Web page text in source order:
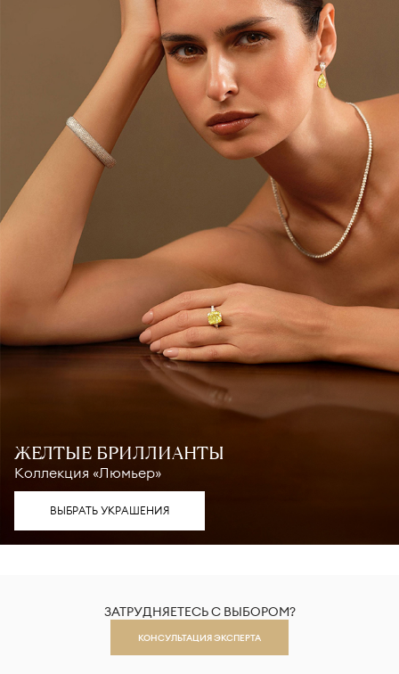
ЖЕЛТЫЕ БРИЛЛИАНТЫ
Коллекция «Люмьер»
ВЫБРАТЬ УКРАШЕНИЯ
ЗАТРУДНЯЕТЕСЬ С ВЫБОРОМ?
КОНСУЛЬТАЦИЯ ЭКСПЕРТА